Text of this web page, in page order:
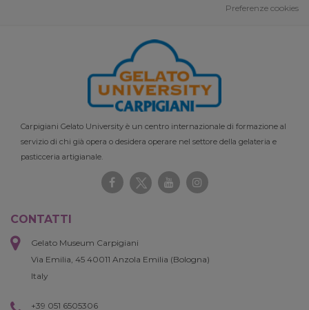
Preferenze cookies
Carpigiani Gelato University è un centro internazionale di formazione al
servizio di chi già opera o desidera operare nel settore della gelateria e
pasticceria artigianale.
CONTATTI
Gelato Museum Carpigiani
Via Emilia, 45 40011 Anzola Emilia (Bologna)
Italy
+39 051 6505306